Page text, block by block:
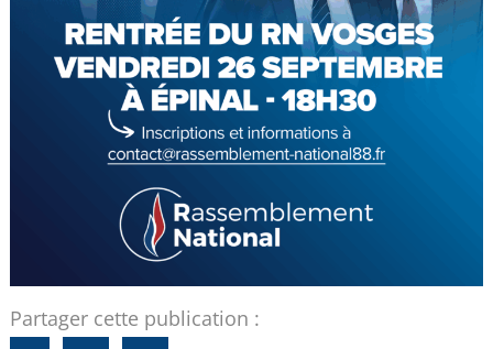
Partager cette publication :